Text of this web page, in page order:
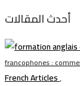
أحدث المقالات
francophones :
French Articles,